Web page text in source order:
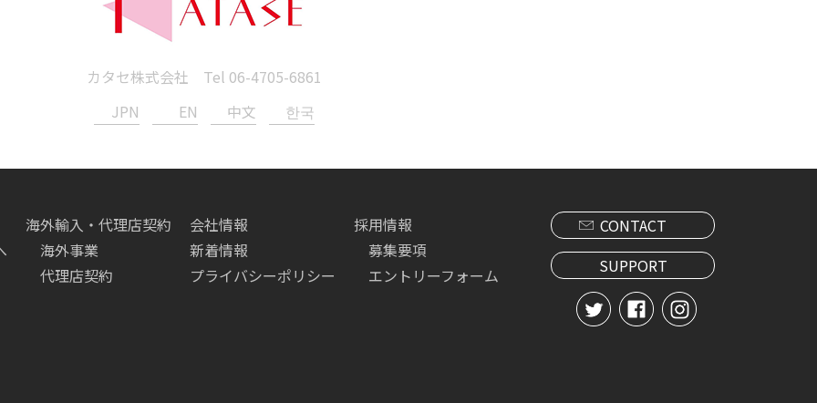
カタセ株式会社 Tel 06-4705-6861
JPN
EN 中文 한국
海外輸入・代理店契約
海外事業
代理店契約
会社情報
新着情報
プライバシーポリシー
採用情報
募集要項
エントリーフォーム
CONTACT
SUPPORT